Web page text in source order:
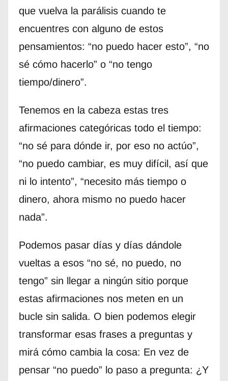
que vuelva la parálisis cuando te
encuentres con alguno de estos
pensamientos: “no puedo hacer esto”, “no
sé cómo hacerlo” o “no tengo
tiempo/dinero”.
Tenemos en la cabeza estas tres
afirmaciones categóricas todo el tiempo:
“no sé para dónde ir, por eso no actúo”,
“no puedo cambiar, es muy difícil, así que
ni lo intento”, “necesito más tiempo o
dinero, ahora mismo no puedo hacer
nada”.
Podemos pasar días y días dándole
vueltas a esos “no sé, no puedo, no
tengo” sin llegar a ningún sitio porque
estas afirmaciones nos meten en un
bucle sin salida. O bien podemos elegir
transformar esas frases a preguntas y
mirá cómo cambia la cosa: En vez de
pensar “no puedo” lo paso a pregunta: ¿Y